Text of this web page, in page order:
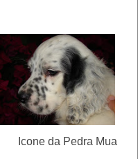
da Pedra Mua